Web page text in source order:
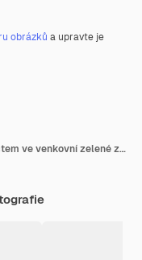
obrázků a upravte je
Ruce láska a lidé s natahovacím gestem ve venkovní zelené zahradě nebo parku v přírodě Spojení romantické a detailní záběr páru pro podporu romantiky nebo doteku venku